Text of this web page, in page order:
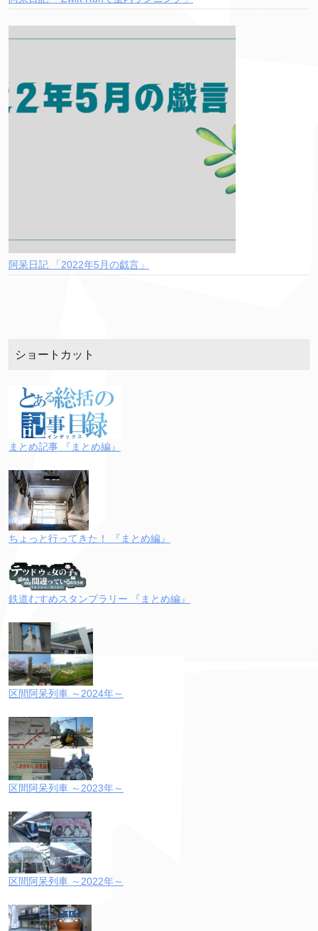
阿呆日記 「2022年5月の戯言」
ショートカット
まとめ記事 『まとめ編』
ちょっと行ってきた！ 『まとめ編』
鉄道むすめスタンプラリー 『まとめ編』
区間阿呆列車 ～2024年～
区間阿呆列車 ～2023年～
区間阿呆列車 ～2022年～